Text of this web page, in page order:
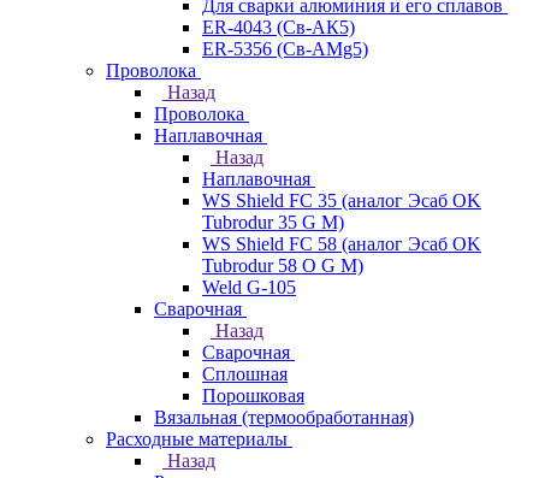
Для сварки алюминия и его сплавов
ER-4043 (Св-АК5)
ER-5356 (Св-АМg5)
Проволока
Назад
Проволока
Наплавочная
Назад
Наплавочная
WS Shield FC 35 (аналог Эсаб OK
Tubrodur 35 G M)
WS Shield FC 58 (аналог Эсаб OK
Tubrodur 58 O G M)
Weld G-105
Сварочная
Назад
Сварочная
Сплошная
Порошковая
Вязальная (термообработанная)
Расходные материалы
Назад